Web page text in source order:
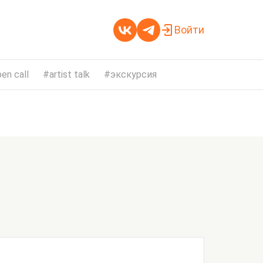
Войти
call artist talk экскурсия